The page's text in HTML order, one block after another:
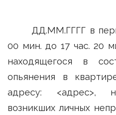
ДД.ММ.ГГГГ в
00 мин. до 17
находящегося в
опьянения в
адресу: <адрес>,
возникших личных